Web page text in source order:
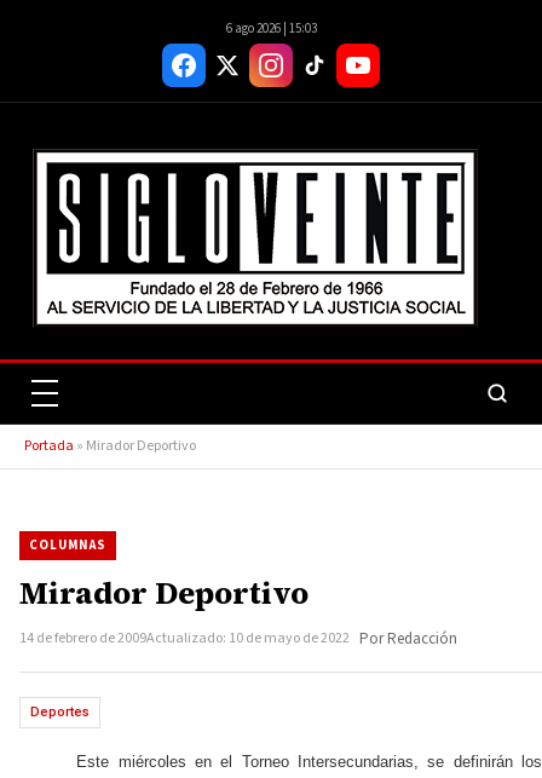
6 ago 2026 | 15:03
Portada » Mirador Deportivo
COLUMNAS
Mirador Deportivo
14 de febrero de 2009Actualizado: 10 de mayo de 2022 Por Redacción
Deportes
Este miércoles en el Torneo Intersecundarias, se definirán los